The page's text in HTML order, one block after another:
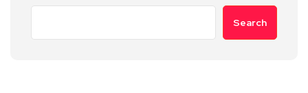
Search